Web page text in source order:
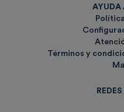
AYUDA
Términos y